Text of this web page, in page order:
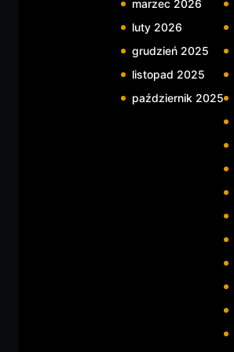
marzec 2026
luty 2026
grudzień 2025
listopad 2025
październik 2025